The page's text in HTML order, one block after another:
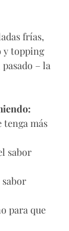
frías,
y topping
– la
más
sabor
para que